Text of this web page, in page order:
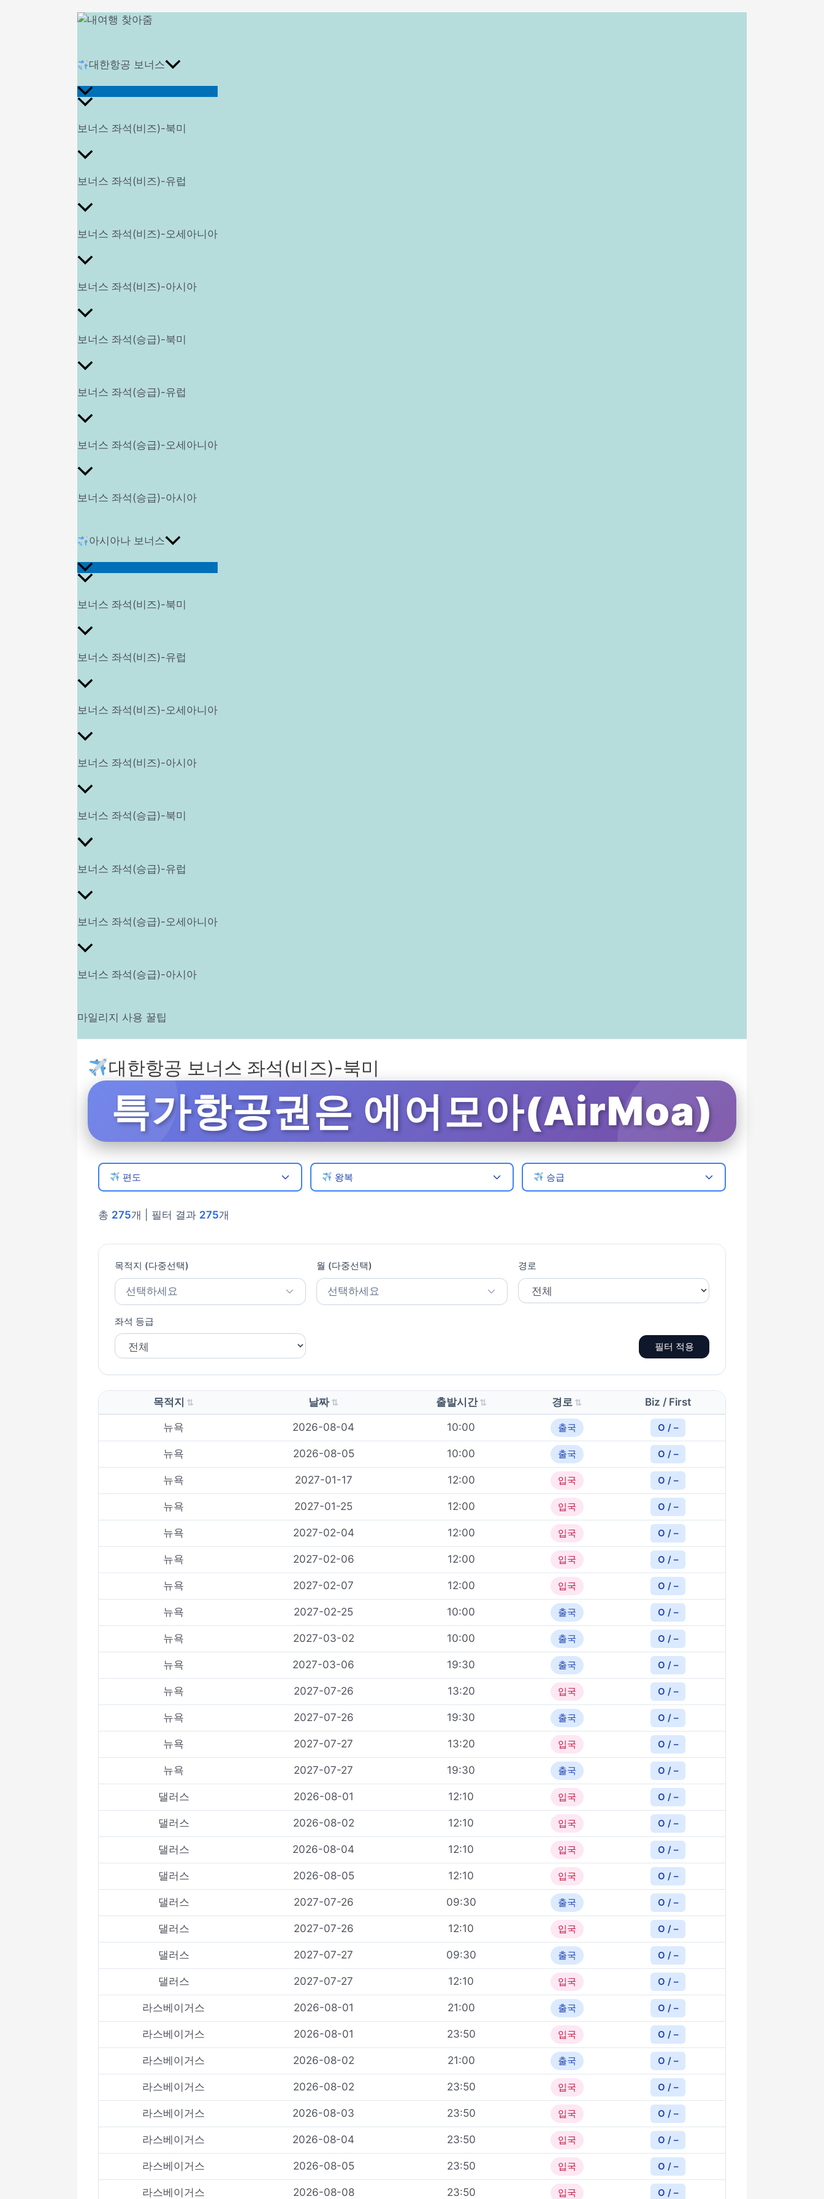
대한항공 보너스
글
보너스 좌석(비즈)-북미
보너스 좌석(비즈)-유럽
보너스 좌석(비즈)-오세아니아
보너스 좌석(비즈)-아시아
보너스 좌석(승급)-북미
보너스 좌석(승급)-유럽
보너스 좌석(승급)-오세아니아
보너스 좌석(승급)-아시아
아시아나 보너스
글
보너스 좌석(비즈)-북미
보너스 좌석(비즈)-유럽
보너스 좌석(비즈)-오세아니아
보너스 좌석(비즈)-아시아
보너스 좌석(승급)-북미
보너스 좌석(승급)-유럽
보너스 좌석(승급)-오세아니아
보너스 좌석(승급)-아시아
마일리지 사용 꿀팁
대한항공 보너스 좌석(비즈)-북미
특가항공권은 에어모아(AirMoa)
편도 왕복 승급
총 275개 | 필터 결과 275개
목적지 (다중선택)
선택하세요
월 (다중선택)
선택하세요
경로
좌석 등급
필터 적용
목적지 날짜 출발시간 경로 Biz / First
뉴욕 2026-08-04 10:00 출국 O / –
뉴욕 2026-08-05 10:00 출국 O / –
뉴욕 2027-01-17 12:00 입국 O / –
뉴욕 2027-01-25 12:00 입국 O / –
뉴욕 2027-02-04 12:00 입국 O / –
뉴욕 2027-02-06 12:00 입국 O / –
뉴욕 2027-02-07 12:00 입국 O / –
뉴욕 2027-02-25 10:00 출국 O / –
뉴욕 2027-03-02 10:00 출국 O / –
뉴욕 2027-03-06 19:30 출국 O / –
뉴욕 2027-07-26 13:20 입국 O / –
뉴욕 2027-07-26 19:30 출국 O / –
뉴욕 2027-07-27 13:20 입국 O / –
뉴욕 2027-07-27 19:30 출국 O / –
댈러스 2026-08-01 12:10 입국 O / –
댈러스 2026-08-02 12:10 입국 O / –
댈러스 2026-08-04 12:10 입국 O / –
댈러스 2026-08-05 12:10 입국 O / –
댈러스 2027-07-26 09:30 출국 O / –
댈러스 2027-07-26 12:10 입국 O / –
댈러스 2027-07-27 09:30 출국 O / –
댈러스 2027-07-27 12:10 입국 O / –
라스베이거스 2026-08-01 21:00 출국 O / –
라스베이거스 2026-08-01 23:50 입국 O / –
라스베이거스 2026-08-02 21:00 출국 O / –
라스베이거스 2026-08-02 23:50 입국 O / –
라스베이거스 2026-08-03 23:50 입국 O / –
라스베이거스 2026-08-04 23:50 입국 O / –
라스베이거스 2026-08-05 23:50 입국 O / –
라스베이거스 2026-08-08 23:50 입국 O / –